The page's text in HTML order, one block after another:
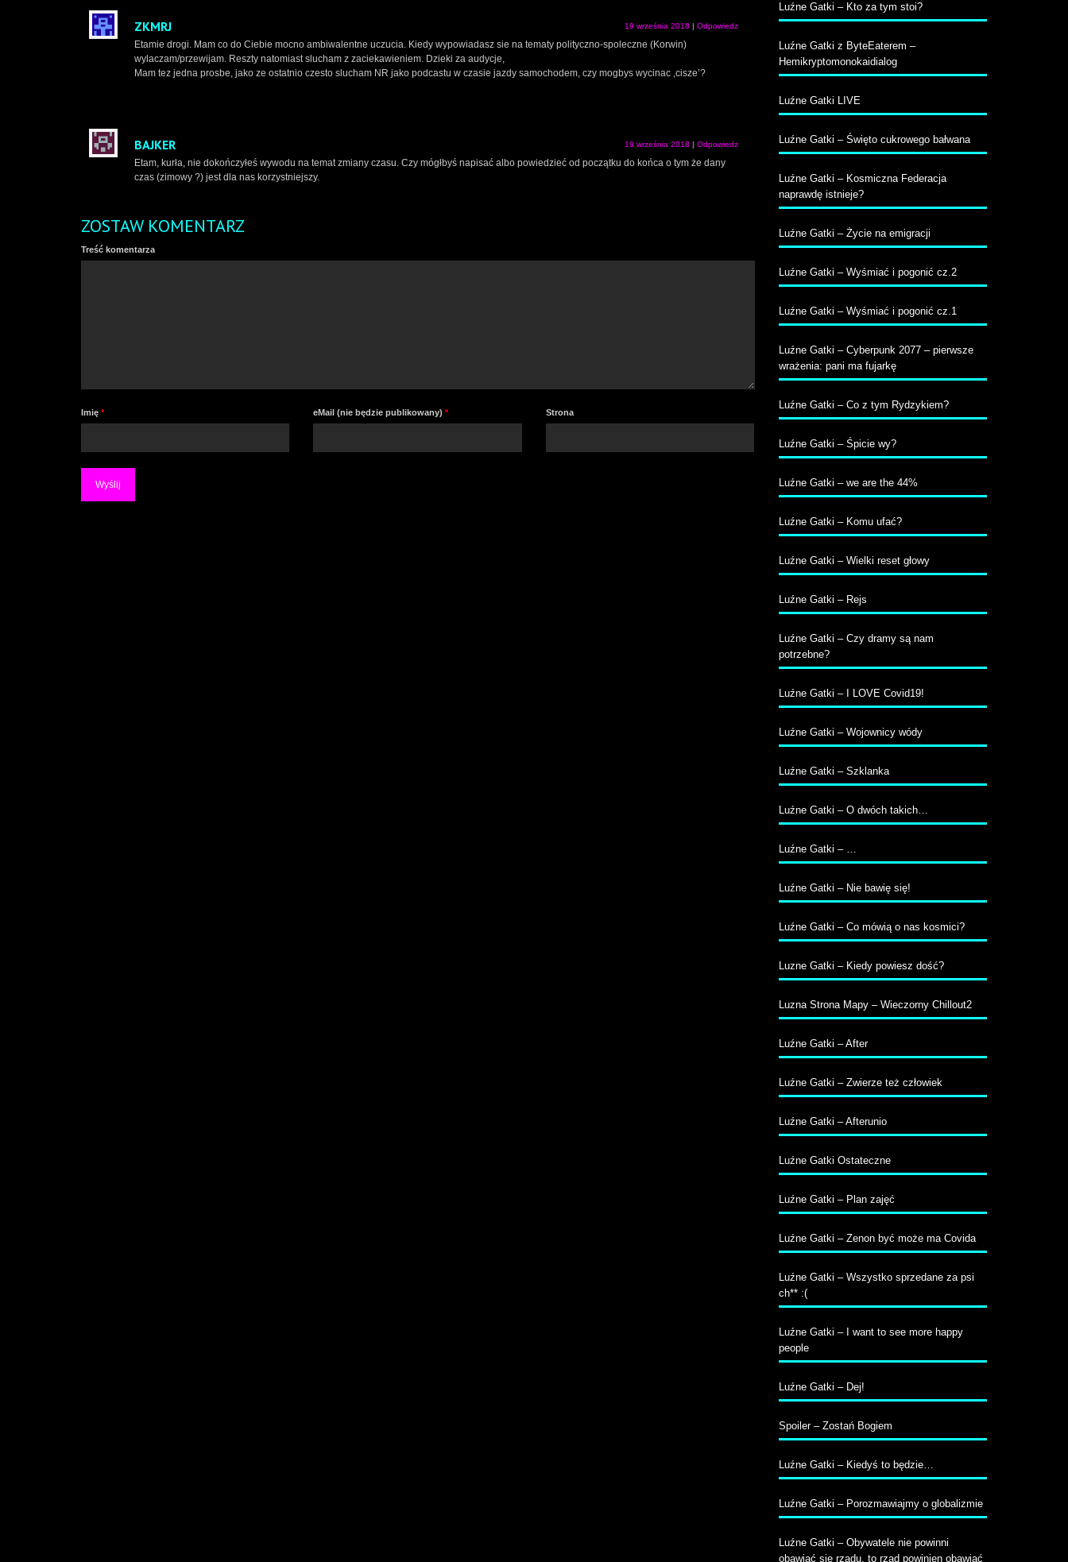
ZKMRJ 19 września 2018 | Odpowiedz
Etamie drogi. Mam co do Ciebie mocno ambiwalentne uczucia. Kiedy wypowiadasz sie na tematy polityczno-spoleczne (Korwin)
wylaczam/przewijam. Reszty natomiast slucham z zaciekawieniem. Dzieki za audycje,
Mam tez jedna prosbe, jako ze ostatnio czesto slucham NR jako podcastu w czasie jazdy samochodem, czy mogbys wycinac ‚cisze’?
BAJKER 19 września 2018 | Odpowiedz
Etam, kurła, nie dokończyłeś wywodu na temat zmiany czasu. Czy mógłbyś napisać albo powiedzieć od początku do końca o tym że dany
czas (zimowy ?) jest dla nas korzystniejszy.
ZOSTAW KOMENTARZ
Treść komentarza
Imię * eMail (nie będzie publikowany)* Strona
Luźne Gatki – Kto za tym stoi?
Luźne Gatki z ByteEaterem –
Hemikryptomonokaidialog
Luźne Gatki LIVE
Luźne Gatki – Święto cukrowego bałwana
Luźne Gatki – Kosmiczna Federacja
naprawdę istnieje?
Luźne Gatki – Życie na emigracji
Luźne Gatki – Wyśmiać i pogonić cz.2
Luźne Gatki – Wyśmiać i pogonić cz.1
Luźne Gatki – Cyberpunk 2077 – pierwsze
wrażenia: pani ma fujarkę
Luźne Gatki – Co z tym Rydzykiem?
Luźne Gatki – Śpicie wy?
Luźne Gatki – we are the 44%
Luźne Gatki – Komu ufać?
Luźne Gatki – Wielki reset głowy
Luźne Gatki – Rejs
Luźne Gatki – Czy dramy są nam
potrzebne?
Luźne Gatki – I LOVE Covid19!
Luźne Gatki – Wojownicy wódy
Luźne Gatki – Szklanka
Luźne Gatki – O dwóch takich…
Luźne Gatki – …
Luźne Gatki – Nie bawię się!
Luźne Gatki – Co mówią o nas kosmici?
Luzne Gatki – Kiedy powiesz dość?
Luzna Strona Mapy – Wieczorny Chillout2
Luźne Gatki – After
Luźne Gatki – Zwierze też człowiek
Luźne Gatki – Afterunio
Luźne Gatki Ostateczne
Luźne Gatki – Plan zajęć
Luźne Gatki – Zenon być może ma Covida
Luźne Gatki – Wszystko sprzedane za psi
ch** :(
Luźne Gatki – I want to see more happy
people
Luźne Gatki – Dej!
Spoiler – Zostań Bogiem
Luźne Gatki – Kiedyś to będzie…
Luźne Gatki – Porozmawiajmy o globalizmie
Luźne Gatki – Obywatele nie powinni
obawiać się rządu, to rząd powinien obawiać